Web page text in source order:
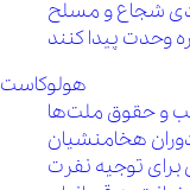
هولوکاست
و حقوق ملت‌ها
هخامنشیان
برای توجیه نفرت